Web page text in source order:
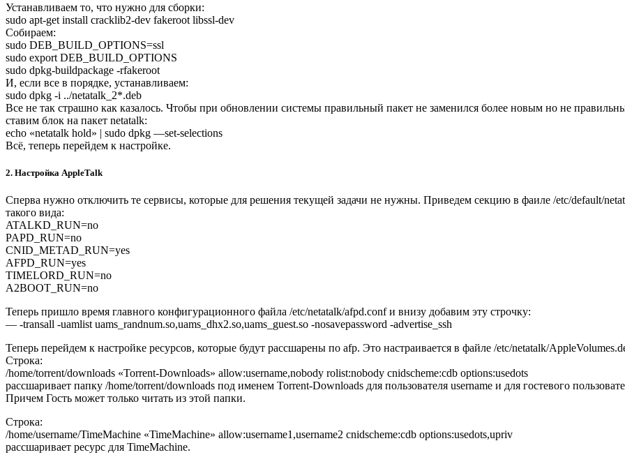
Устанавливаем то, что нужно для сборки:
sudo apt-get install cracklib2-dev fakeroot libssl-dev
Собираем:
sudo DEB_BUILD_OPTIONS=ssl
sudo export DEB_BUILD_OPTIONS
sudo dpkg-buildpackage -rfakeroot
И, если все в порядке, устанавливаем:
sudo dpkg -i ../netatalk_2*.deb
Все не так страшно как казалось. Чтобы при обновлении системы правильный пакет не заменился более новым но не
ставим блок на пакет netatalk:
echo «netatalk hold» | sudo dpkg —set-selections
Всё, теперь перейдем к настройке.
2. Настройка AppleTalk
Сперва нужно отключить те сервисы, которые для решения текущей задачи не нужны. Приведем секцию в фаиле /etc/default/
такого вида:
ATALKD_RUN=no
PAPD_RUN=no
CNID_METAD_RUN=yes
AFPD_RUN=yes
TIMELORD_RUN=no
A2BOOT_RUN=no
Теперь пришло время главного конфигурационного файла /etc/netatalk/afpd.conf и внизу добавим эту строчку:
— -transall -uamlist uams_randnum.so,uams_dhx2.so,uams_guest.so -nosavepassword -advertise_ssh
Теперь перейдем к настройке ресурсов, которые будут рассшарены по afp. Это настраивается в файле /etc/netatalk/
Строка:
/home/torrent/downloads «Torrent-Downloads» allow:username,nobody rolist:nobody cnidscheme:cdb options:usedots
рассшаривает папку /home/torrent/downloads под именем Torrent-Downloads для пользователя username и для гостевого
Причем Гость может только читать из этой папки.
Строка:
/home/username/TimeMachine «TimeMachine» allow:username1,username2 cnidscheme:cdb options:usedots,upriv
рассшаривает ресурс для TimeMachine.